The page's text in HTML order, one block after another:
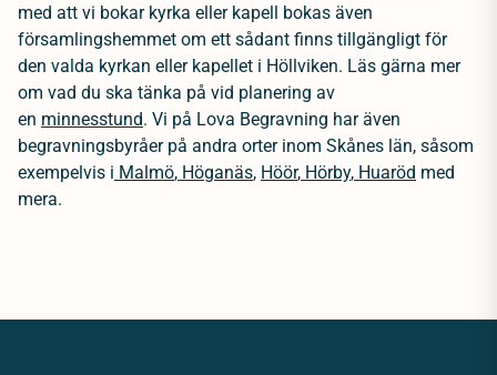
med att vi bokar kyrka eller kapell bokas även
församlingshemmet om ett sådant finns tillgängligt för
den valda kyrkan eller kapellet i Höllviken. Läs gärna mer
om vad du ska tänka på vid planering av
en minnesstund. Vi på Lova Begravning har även
begravningsbyråer på andra orter inom Skånes län, såsom
exempelvis i Malmö, Höganäs, Höör, Hörby, Huaröd med
mera.